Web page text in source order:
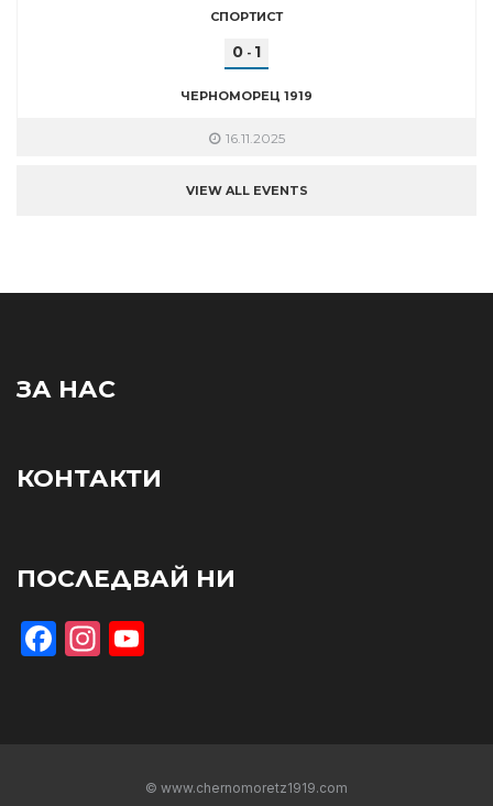
СПОРТИСТ
0 - 1
ЧЕРНОМОРЕЦ 1919
16.11.2025
VIEW ALL EVENTS
ЗА НАС
КОНТАКТИ
ПОСЛЕДВАЙ НИ
Facebook
Instagram
© www.chernomoretz1919.com